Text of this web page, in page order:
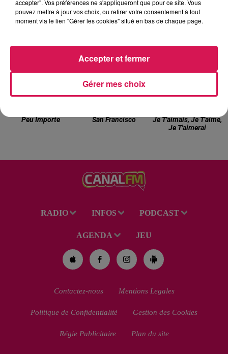
17h43
17h43
Peu Importe
17h38
17h38
San Francisco
17h34
17h34
Je T'aimais, Je T'aime,
Je T'aimerai
RADIO INFOS PODCAST
AGENDA JEU
Contactez-nous Mentions Legales
Politique de Confidentialité Gestion des Cookies
Régie Publicitaire Plan du site
accepter". Vos préférences ne s'appliqueront que pour ce site. Vous
pouvez mettre à jour vos choix, ou retirer votre consentement à tout
moment via le lien "Gérer les cookies" situé en bas de chaque page.
Gérer mes choix
Accepter et fermer